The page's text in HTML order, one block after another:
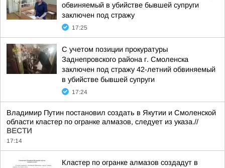
обвиняемый в убийстве бывшей супруги
заключен под стражу
17:25
С учетом позиции прокуратуры
Заднепровского района г. Смоленска
заключен под стражу 42-летний обвиняемый
в убийстве бывшей супруги
17:24
Владимир Путин постановил создать в Якутии и Смоленской
области кластер по огранке алмазов, следует из указа.//
ВЕСТИ
17:14
Кластер по огранке алмазов создадут в